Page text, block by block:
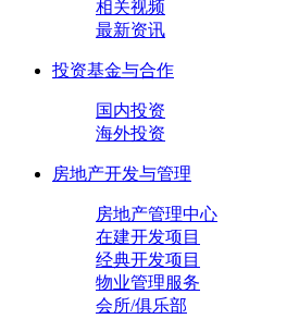
相关视频
最新资讯
投资基金与合作
国内投资
海外投资
房地产开发与管理
房地产管理中心
在建开发项目
经典开发项目
物业管理服务
会所/俱乐部